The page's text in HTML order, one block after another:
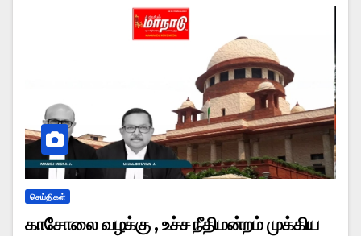
செய்திகள்
காசோலை வழக்கு , உச்ச நீதிமன்றம் முக்கிய